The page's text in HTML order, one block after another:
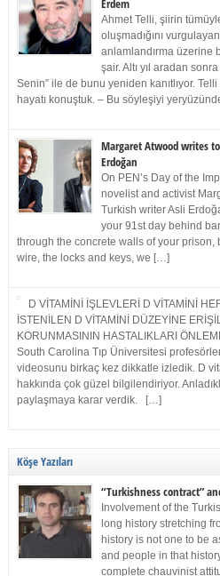
Erdem
Ahmet Telli, şiirin
oluşmadığını
anlamlandırma üzerine
şair. Altı yıl aradan
Senin” ile de bunu yeniden kanıtlıyor.
hayatı konuştuk. – Bu söyleşiyi
Margaret Atwood writes
Erdoğan
On PEN’s Day of the
novelist and activist
Turkish writer Asli
your 91st day behind
through the concrete walls of your prison,
wire, the locks and keys, we […]
D VİTAMİNİ İŞLEVLERİ D VİTAMİNİ
İSTENİLEN D VİTAMİNİ DÜZEYİNE
KORUNMASININ HASTALIKLARI
South Carolina Tıp Üniversitesi
videosunu birkaç kez dikkatle izledik. D
hakkında çok güzel bilgilendiriyor.
paylaşmaya karar verdik. […]
Köşe Yazıları
“Turkishness contract”
Involvement of the
long history stretching
history is not one to be
and people in that
complete chauvinist